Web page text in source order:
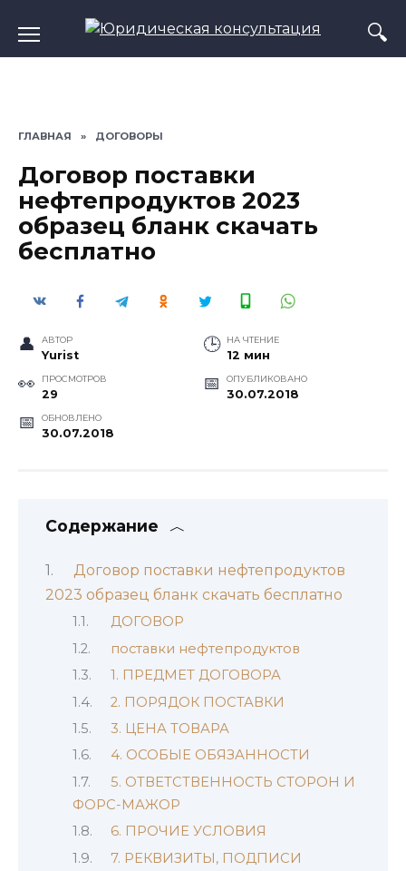
содержанию
ГЛАВНАЯ » ДОГОВОРЫ
Договор поставки
нефтепродуктов 2023
образец бланк скачать
бесплатно
АВТОР
Yurist
НА ЧТЕНИЕ
12 мин
ПРОСМОТРОВ
29
ОПУБЛИКОВАНО
30.07.2018
ОБНОВЛЕНО
30.07.2018
Содержание
Договор поставки нефтепродуктов
2023 образец бланк скачать бесплатно
ДОГОВОР
поставки нефтепродуктов
1. ПРЕДМЕТ ДОГОВОРА
2. ПОРЯДОК ПОСТАВКИ
3. ЦЕНА ТОВАРА
4. ОСОБЫЕ ОБЯЗАННОСТИ
5. ОТВЕТСТВЕННОСТЬ СТОРОН И
ФОРС-МАЖОР
6. ПРОЧИЕ УСЛОВИЯ
7. РЕКВИЗИТЫ, ПОДПИСИ